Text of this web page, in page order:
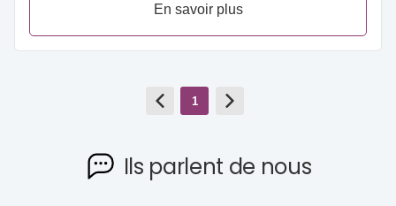
En savoir plus
1
Ils parlent de nous